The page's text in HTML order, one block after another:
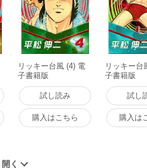
リッキー台風 (4) 電
子書籍版
試し読み
購入はこちら
リッキー台
子書籍版
試し
購入は